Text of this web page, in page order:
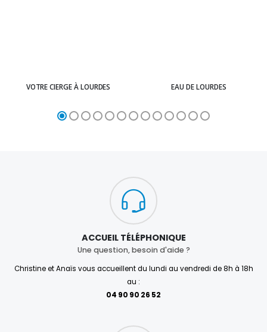
VOTRE CIERGE À LOURDES EAU DE LOURDES
ACCUEIL TÉLÉPHONIQUE
Une question, besoin d'aide ?
Christine et Anaïs vous accueillent du lundi au vendredi de 8h à 18h
au :
04 90 90 26 52